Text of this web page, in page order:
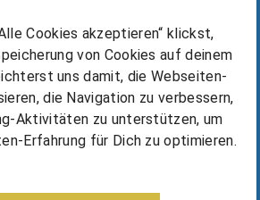
Cookies akzeptieren“ klickst,
von Cookies auf deinem
uns damit, die Webseiten-
die Navigation zu verbessern,
Aktivitäten zu unterstützen, um
Erfahrung für Dich zu optimieren.
Tipps
mieten